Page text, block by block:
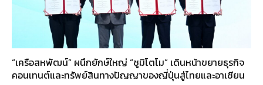
“เครือสหพัฒน์” ผนึกยักษ์ใหญ่ “ซูมิโตโม” เดินหน้าขยายธุรกิจ
คอนเทนต์และทรัพย์สินทางปัญญาของญี่ปุ่นสู่ไทยและอาเซียน